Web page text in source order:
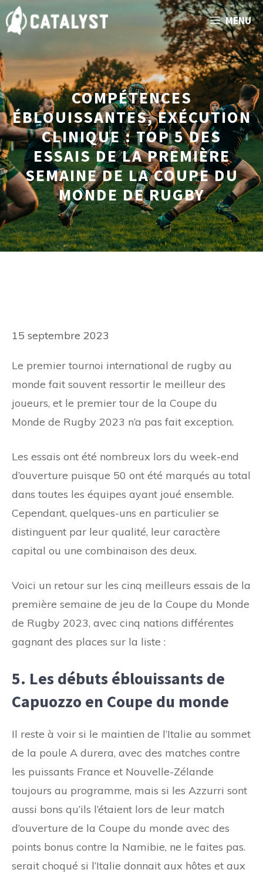
Aller
au
contenu
MENU
COMPÉTENCES
ÉBLOUISSANTES, EXÉCUTION
CLINIQUE : TOP 5 DES
ESSAIS DE LA PREMIÈRE
SEMAINE DE LA COUPE DU
MONDE DE RUGBY
15 septembre 2023
Le premier tournoi international de rugby au
monde fait souvent ressortir le meilleur des
joueurs, et le premier tour de la Coupe du
Monde de Rugby 2023 n’a pas fait exception.
Les essais ont été nombreux lors du week-end
d’ouverture puisque 50 ont été marqués au total
dans toutes les équipes ayant joué ensemble.
Cependant, quelques-uns en particulier se
distinguent par leur qualité, leur caractère
capital ou une combinaison des deux.
Voici un retour sur les cinq meilleurs essais de la
première semaine de jeu de la Coupe du Monde
de Rugby 2023, avec cinq nations différentes
gagnant des places sur la liste :
5. Les débuts éblouissants de
Capuozzo en Coupe du monde
Il reste à voir si le maintien de l’Italie au sommet
de la poule A durera, avec des matches contre
les puissants France et Nouvelle-Zélande
toujours au programme, mais si les Azzurri sont
aussi bons qu’ils l’étaient lors de leur match
d’ouverture de la Coupe du monde avec des
points bonus contre la Namibie, ne le faites pas.
serait choqué si l’Italie donnait aux hôtes et aux